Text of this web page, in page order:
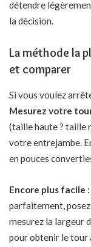
détendre
la décision.
La méthode la
et comparer
Si vous voulez
Mesurez votre
(taille haute ? taille
votre entrejambe.
en pouces
Encore plus facile :
parfaitement,
mesurez la largeur
pour obtenir le tour